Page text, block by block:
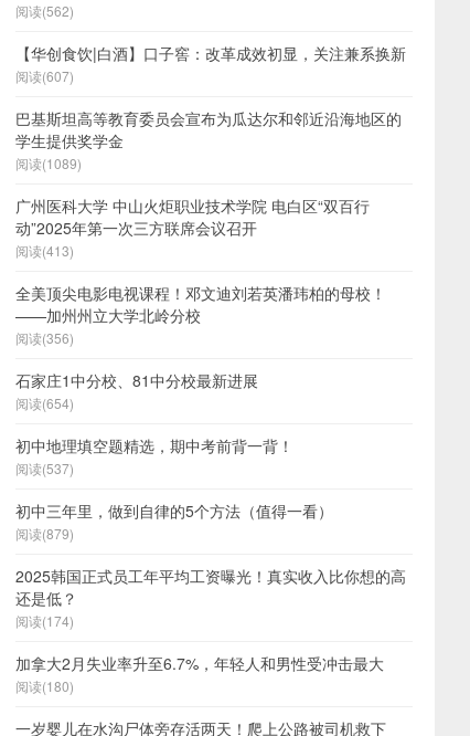
阅读(562)
【华创食饮|白酒】口子窖：改革成效初显，关注兼系换新
阅读(607)
巴基斯坦高等教育委员会宣布为瓜达尔和邻近沿海地区的
学生提供奖学金
阅读(1089)
广州医科大学 中山火炬职业技术学院 电白区“双百行
动”2025年第一次三方联席会议召开
阅读(413)
全美顶尖电影电视课程！邓文迪刘若英潘玮柏的母校！
——加州州立大学北岭分校
阅读(356)
石家庄1中分校、81中分校最新进展
阅读(654)
初中地理填空题精选，期中考前背一背！
阅读(537)
初中三年里，做到自律的5个方法（值得一看）
阅读(879)
2025韩国正式员工年平均工资曝光！真实收入比你想的高
还是低？
阅读(174)
加拿大2月失业率升至6.7%，年轻人和男性受冲击最大
阅读(180)
一岁婴儿在水沟尸体旁存活两天！爬上公路被司机救下